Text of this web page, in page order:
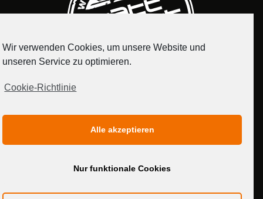
MEDIADATEN
Wir verwenden Cookies, um unsere Website und
unseren Service zu optimieren.
Cookie-Richtlinie
Alle akzeptieren
Nur funktionale Cookies